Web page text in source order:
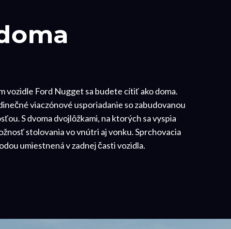
vozidle Ford Nugget sa budete cítiť ako doma.
viaczónové usporiadanie so zabudovanou
S dvoma dvojlôžkami, na ktorých sa vyspia
stolovania vo vnútri aj vonku. Sprchovacia
umiestnená v zadnej časti vozidla.